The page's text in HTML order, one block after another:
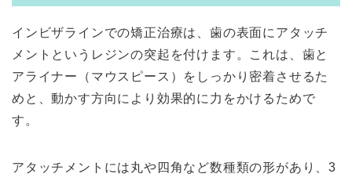
インビザラインでの矯正治療は、歯の表面にアタッチ
メントというレジンの突起を付けます。これは、歯と
アライナー（マウスピース）をしっかり密着させるた
めと、動かす方向により効果的に力をかけるためで
す。
アタッチメントには丸や四角など数種類の形があり、3